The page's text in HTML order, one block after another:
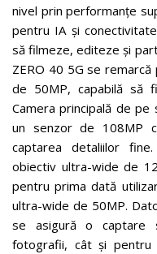
nivel prin performanțe
pentru IA și
să filmeze, editeze și
ZERO 40 5G se
de 50MP, capabilă să
Camera principală de
un senzor de 108MP
captarea detaliilor
obiectiv ultra-wide de
pentru prima dată
ultra-wide de 50MP.
se asigură o captare
fotografii, cât și pentru